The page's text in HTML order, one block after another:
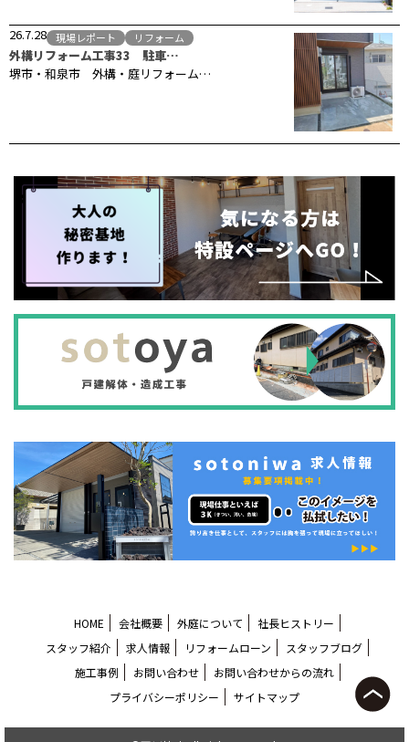
26.7.28 現場レポート リフォーム
外構リフォーム工事33 駐車…
堺市・和泉市 外構・庭リフォーム…
HOME 会社概要 外庭について
社長ヒストリー
スタッフ紹介
求人情報 リフォームローン
スタッフブログ
施工事例
お問い合わせ
お問い合わせからの流れ
プライバシーポリシー
サイトマップ